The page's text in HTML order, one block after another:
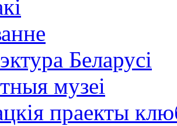
Беларусі
музеі
праекты